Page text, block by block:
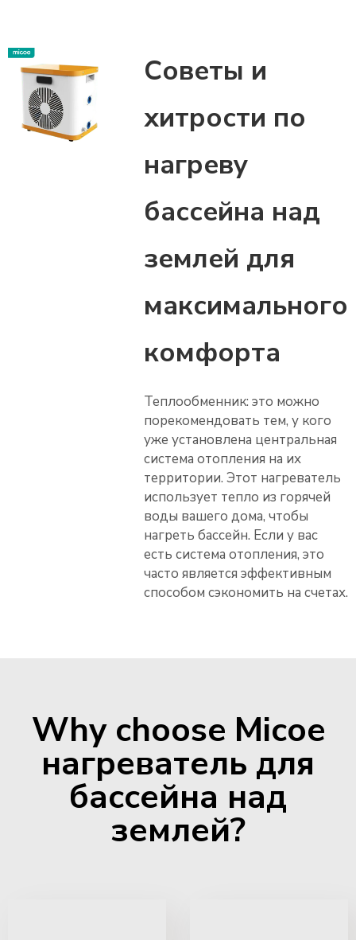
Советы и
хитрости по
нагреву
бассейна над
землей для
максимального
комфорта
Теплообменник: это можно
порекомендовать тем, у кого
уже установлена центральная
система отопления на их
территории. Этот нагреватель
использует тепло из горячей
воды вашего дома, чтобы
нагреть бассейн. Если у вас
есть система отопления, это
часто является эффективным
способом сэкономить на счетах.
Why choose Micoe
нагреватель для
бассейна над
землей?